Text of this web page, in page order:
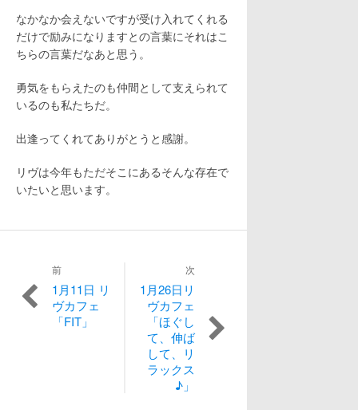
なかなか会えないですが受け入れてくれる
だけで励みになりますとの言葉にそれはこ
ちらの言葉だなあと思う。
勇気をもらえたのも仲間として支えられて
いるのも私たちだ。
出逢ってくれてありがとうと感謝。
リヴは今年もただそこにあるそんな存在で
いたいと思います。
投
稿
前
過
去
の
1月11日 リ
ヴカフェ
「FIT」
次
次
1月26日リ
ヴカフェ
「ほぐし
て、伸ば
して、リ
ラックス
♪」